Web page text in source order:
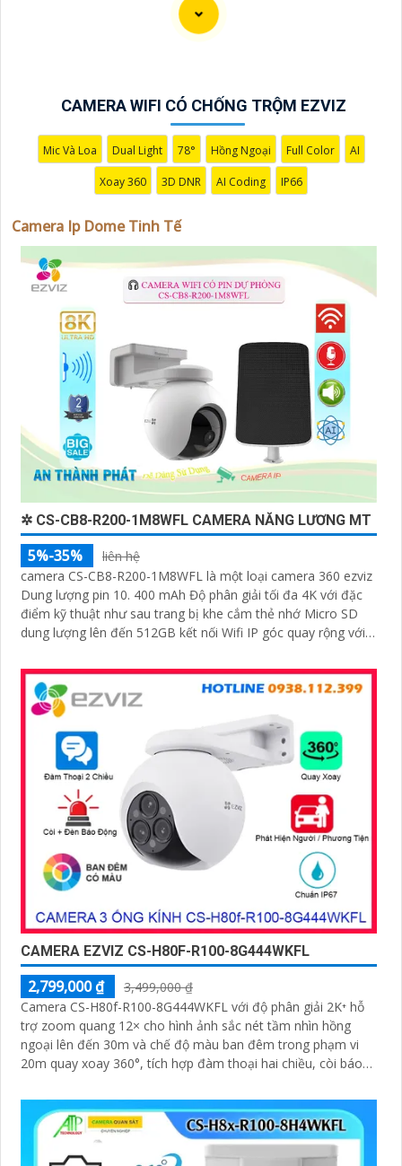
CAMERA WIFI CÓ CHỐNG TRỘM EZVIZ
Mic Và Loa Dual Light 78° Hồng Ngoại Full Color AI
Xoay 360 3D DNR AI Coding IP66
Camera Ip Dome Tinh Tế
✲ CS-CB8-R200-1M8WFL CAMERA NĂNG LƯƠNG MT
5%-35%
liên hệ
camera CS-CB8-R200-1M8WFL là một loại camera 360 ezviz
Dung lượng pin 10. 400 mAh Độ phân giải tối đa 4K với đặc
điểm kỹ thuật như sau trang bị khe cắm thẻ nhớ Micro SD
dung lượng lên đến 512GB kết nối Wifi IP góc quay rộng với
CAMERA EZVIZ CS-H80F-R100-8G444WKFL
2,799,000 ₫
3,499,000 ₫
Camera CS-H80f-R100-8G444WKFL với độ phân giải 2K⁺ hỗ
trợ zoom quang 12× cho hình ảnh sắc nét tầm nhìn hồng
ngoại lên đến 30m và chế độ màu ban đêm trong phạm vi
20m quay xoay 360°, tích hợp đàm thoại hai chiều, còi báo
Đạt chuẩn IP67 có khả năng chống bụi, nước, đảm bảo hoạt
động ổn định trong mọi điều kiện thời tiết